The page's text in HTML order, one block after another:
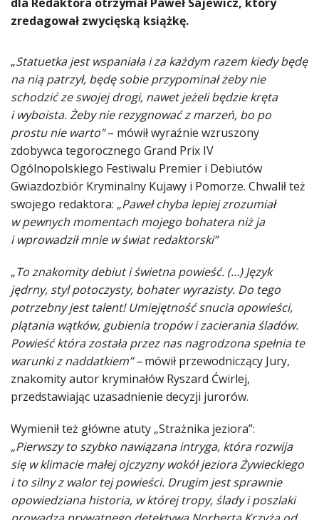
zredagował zwycięską książkę.
„Statuetka jest wspaniała i za każdym razem kiedy będę
na nią patrzył, będę sobie przypominał żeby nie
schodzić ze swojej drogi, nawet jeżeli będzie kręta
i wyboista. Żeby nie rezygnować z marzeń, bo po
prostu nie warto”– mówił wyraźnie wzruszony
zdobywca tegorocznego Grand Prix IV
Ogólnopolskiego Festiwalu Premier i Debiutów
Gwiazdozbiór Kryminalny Kujawy i Pomorze. Chwalił też
swojego redaktora: „Paweł chyba lepiej zrozumiał
w pewnych momentach mojego bohatera niż ja
i wprowadził mnie w świat redaktorski”
„To znakomity debiut i świetna powieść. (…) Język
jędrny, styl potoczysty, bohater wyrazisty. Do tego
potrzebny jest talent! Umiejętność snucia opowieści,
plątania wątków, gubienia tropów i zacierania śladów.
Powieść która została przez nas nagrodzona spełnia te
warunki z naddatkiem” –mówił przewodniczący Jury,
znakomity autor kryminałów Ryszard Ćwirlej,
przedstawiając uzasadnienie decyzji jurorów.
Wymienił też główne atuty „Strażnika jeziora”:
„Pierwszy to szybko nawiązana intryga, która rozwija
się w klimacie małej ojczyzny wokół jeziora Żywieckiego
i to silny z walor tej powieści. Drugim jest sprawnie
opowiedziana historia, w której tropy, ślady i poszlaki